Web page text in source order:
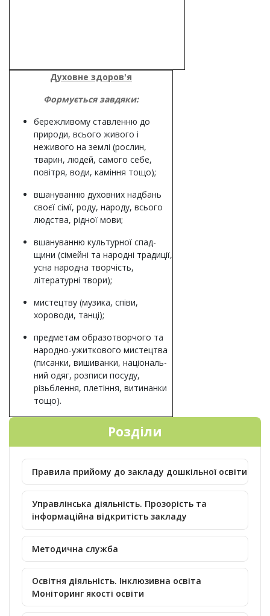
Духовне здоров'я
Формується завдяки:
бережливому ставленню до
природи, всього живого і
неживого на землі (рослин,
тварин, людей, самого себе,
повітря, води, каміння тощо);
вшануванню духовних надбань
своєї сімї, роду, народу, всього
людства, рідної мови;
вшануванню культурної спад-
щини (сімейні та народні традиції,
усна народна творчість,
літературні твори);
мистецтву (музика, співи,
хороводи, танці);
предметам образотворчого та
народно-ужиткового мистецтва
(писанки, вишиванки, національ-
ний одяг, розписи посуду,
різьблення, плетіння, витинанки
тощо).
Розділи
Правила прийому до закладу дошкільної освіти
Управлінська діяльність. Прозорість та
інформаційна відкритість закладу
Методична служба
Освітня діяльність. Інклюзивна освіта
Моніторинг якості освіти